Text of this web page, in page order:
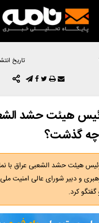
تاریخ
هیئت حشد
چه گذشت؟
هیئت حشد الشعبی عراق با
و دبیر شورای عالی امنیت
گفتگو کرد.